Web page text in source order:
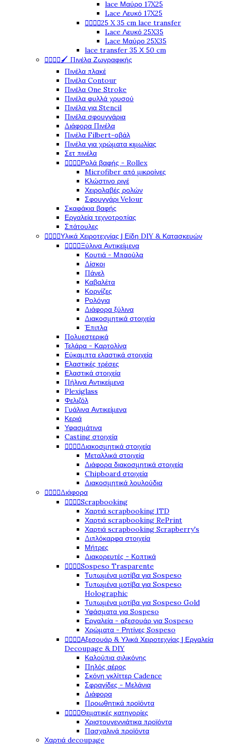
lace Μαύρο 17X25
Lace Λευκό 17X25
25 X 35 cm lace transfer
Lace Λευκό 25X35
Lace Μαύρο 25X35
lace transfer 35 Χ 50 cm
🖌️ Πινέλα Ζωγραφικής
Πινέλα πλακέ
Πινέλα Contour
Πινέλα One Stroke
Πινέλα φυλλά χρυσού
Πινέλα για Stencil
Πινέλα σφουγγάρια
Διάφορα Πινέλα
Πινέλα Filbert-οβάλ
Πινέλα για χρώματα κιμωλίας
Σετ πινέλα
Ρολά βαφής - Rollex
Microfiber από μικροίνες
Κλώστινο ριγέ
Χειρολαβές ρολών
Σφουγγάρι Velour
Σκαφάκια βαφής
Εργαλεία τεχνοτροπίας
Σπάτουλες
Υλικά Χειροτεχνίας | Είδη DIY & Κατασκευών
Ξύλινα Αντικείμενα
Κουτιά - Μπαούλα
Δίσκοι
Πάνελ
Καβαλέτα
Κορνίζες
Ρολόγια
Διάφορα ξύλινα
Διακοσμητικά στοιχεία
Έπιπλα
Πολυεστερικά
Τελάρα - Καρτολίνα
Εύκαμπτα ελαστικά στοιχεία
Ελαστικές τρέσες
Ελαστικά στοιχεία
Πήλινα Αντικείμενα
Plexiglass
Φελιζόλ
Γυάλινα Αντικείμενα
Κεριά
Υφασμάτινα
Casting στοιχεία
Διακοσμητικά στοιχεία
Μεταλλικά στοιχεία
Διάφορα διακοσμητικά στοιχεία
Chipboard στοιχεία
Διακοσμητικά λουλούδια
Διάφορα
Scrapbooking
Χαρτιά scrapbooking ITD
Χαρτιά scrapbooking RePrint
Χαρτιά scrapbooking Scrapberry's
Διπλόκαρφα στοιχεία
Μήτρες
Διακορευτές - Κοπτικά
Sospeso Trasparente
Τυπωμένα μοτίβα για Sospeso
Τυπωμένα μοτίβα για Sospeso
Holographic
Τυπωμένα μοτίβα για Sospeso Gold
Υφάσματα για Sospeso
Εργαλεία - αξεσουάρ για Sospeso
Χρώματα - Ρητίνες Sospeso
Αξεσουάρ & Υλικά Χειροτεχνίας | Εργαλεία
Decoupage & DIY
Καλούπια σιλικόνης
Πηλός αέρος
Σκόνη γκλίττερ Cadence
Σφραγίδες - Μελάνια
Διάφορα
Προωθητικά προϊόντα
Θεματικές κατηγορίες
Χριστουγεννιάτικα προϊόντα
Πασχαλινά προϊόντα
Χαρτιά decoupage